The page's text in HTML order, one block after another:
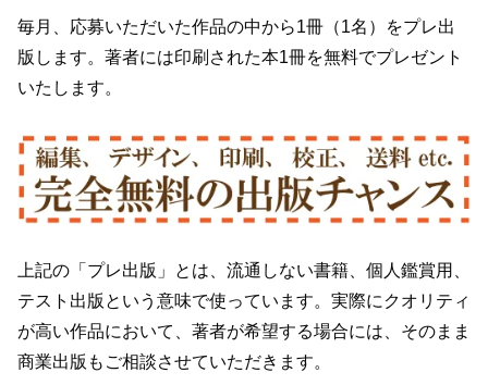
毎月、応募いただいた作品の中から1冊（1名）をプレ出
版します。著者には印刷された本1冊を無料でプレゼント
いたします。
上記の「プレ出版」とは、流通しない書籍、個人鑑賞用、
テスト出版という意味で使っています。実際にクオリティ
が高い作品において、著者が希望する場合には、そのまま
商業出版もご相談させていただきます。